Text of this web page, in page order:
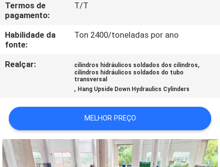
CONTROLE
DE
QUALIDADE
CONTACTE-
SOLICITE UM
ORÇAMENTO
Termos de
pagamento:
T/T
Habilidade da
fonte:
Ton 2400/toneladas por ano
Realçar: cilindros hidráulicos soldados dos cilindros,
cilindros hidráulicos soldados do tubo
transversal
, Hang Upside Down Hydraulics Cylinders
MELHOR PREÇO